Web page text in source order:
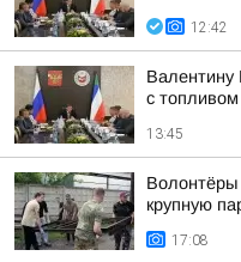
12:42
Валентину
с
13:45
Волонтёры
крупную
17:08